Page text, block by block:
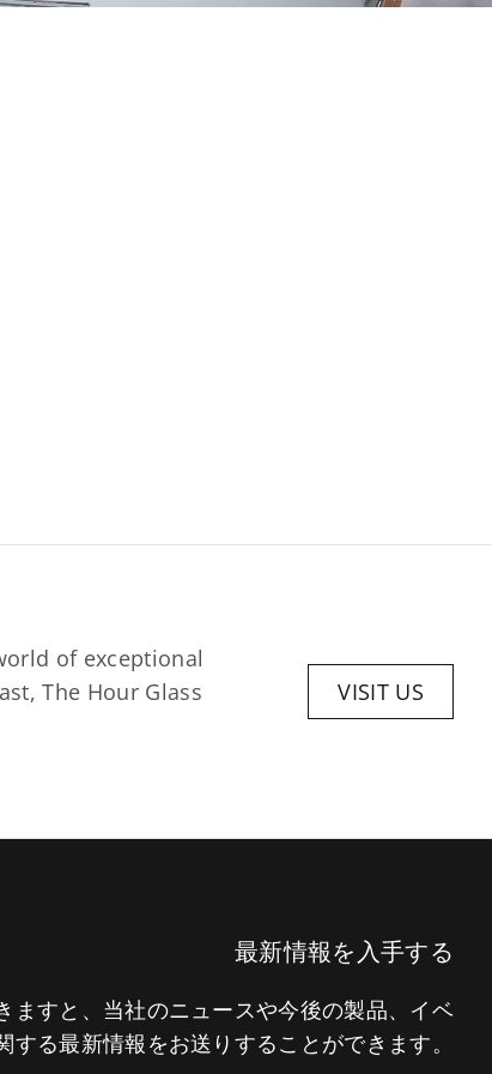
of exceptional
The Hour Glass
VISIT US
最新情報を入手する
ますと、当社のニュースや今後の製品、イベ
する最新情報をお送りすることができます。